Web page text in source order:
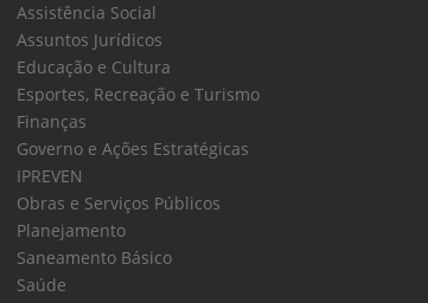
Assistência Social
Assuntos Jurídicos
Educação e Cultura
Esportes, Recreação e Turismo
Finanças
Governo e Ações Estratégicas
IPREVEN
Obras e Serviços Públicos
Planejamento
Saneamento Básico
Saúde